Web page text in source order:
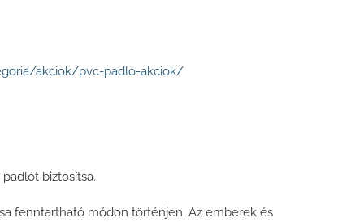
akciok/pvc-padlo-akciok/
biztosítsa.
fenntartható módon történjen. Az emberek és